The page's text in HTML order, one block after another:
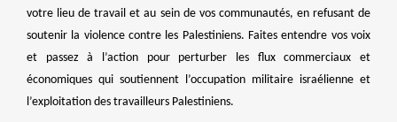
votre lieu de travail et au sein de vos communautés, en refusant de
soutenir la violence contre les Palestiniens. Faites entendre vos voix
et passez à l’action pour perturber les flux commerciaux et
économiques qui soutiennent l’occupation militaire israélienne et
l’exploitation des travailleurs Palestiniens.